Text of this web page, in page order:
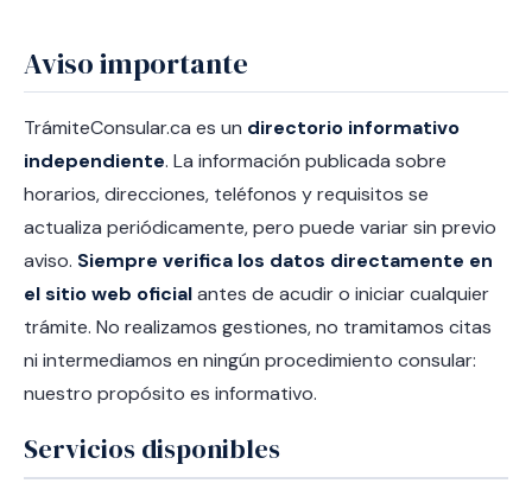
Aviso importante
TrámiteConsular.ca es un directorio informativo
independiente. La información publicada sobre
horarios, direcciones, teléfonos y requisitos se
actualiza periódicamente, pero puede variar sin previo
aviso. Siempre verifica los datos directamente en
el sitio web oficialantes de acudir o iniciar cualquier
trámite. No realizamos gestiones, no tramitamos citas
ni intermediamos en ningún procedimiento consular:
nuestro propósito es informativo.
Servicios disponibles